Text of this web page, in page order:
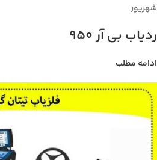
شهریور
ردیاب بی آر 950
ادامه مطلب